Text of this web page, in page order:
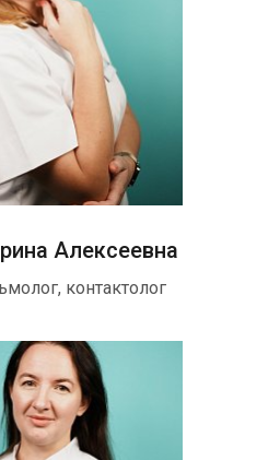
Алексеевна
контактолог